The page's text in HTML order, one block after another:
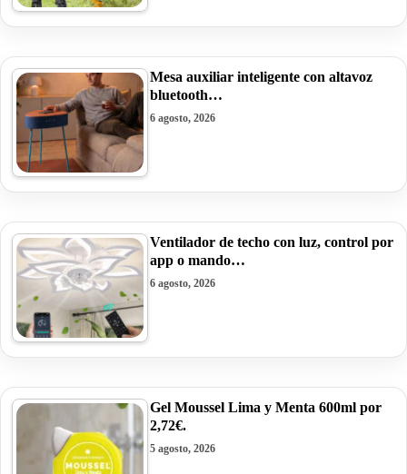
Mesa auxiliar inteligente con altavoz
bluetooth…
6 agosto, 2026
Ventilador de techo con luz, control por
app o mando…
6 agosto, 2026
Gel Moussel Lima y Menta 600ml por
2,72€.
5 agosto, 2026